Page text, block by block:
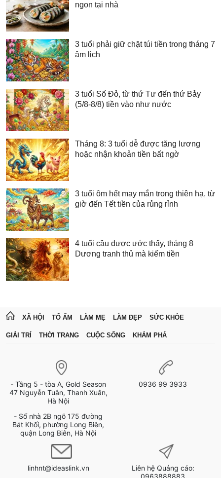
ngon tại nhà
3 tuổi phải giữ chặt túi tiền trong tháng 7
âm lịch
3 tuổi Số Đỏ, từ thứ Tư đến thứ Bảy
(5/8-8/8) tiền vào như nước
Tháng 8: 3 tuổi dễ được tăng lương
hoặc nhận khoản tiền bất ngờ
3 tuổi ôm hết may mắn trong thiên hạ, từ
giờ đến Tết tiền của rủng rỉnh
4 tuổi cầu được ước thấy, tháng 8
Dương tranh thủ mà kiếm tiền
XÃ HỘI TỔ ẤM LÀM MẸ LÀM ĐẸP SỨC KHỎE
GIẢI TRÍ THỜI TRANG CUỘC SỐNG KHÁM PHÁ
- Tầng 5 - tòa A, Gold Season
47 Nguyễn Tuân, Thanh Xuân,
Hà Nội
- Số nhà 2B ngõ 175 đường
Bát Khối, phường Long Biên,
quận Long Biên, Hà Nội
0936 99 3933
linhnt@ideaslink.vn
Liên hệ Quảng cáo: